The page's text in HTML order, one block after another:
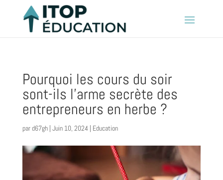
Pourquoi les cours du soir
sont-ils l’arme secrète des
entrepreneurs en herbe ?
pard67gh| Juin 10, 2024 | Education